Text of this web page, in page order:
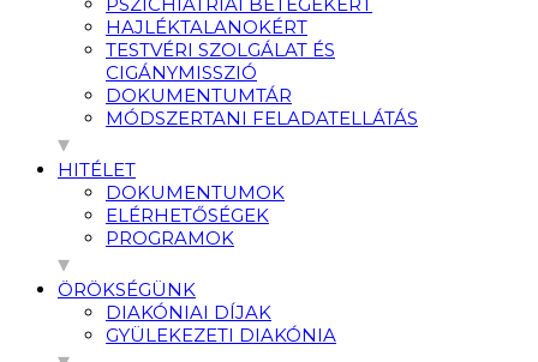
HAJLÉKTALANOKÉRT
TESTVÉRI SZOLGÁLAT ÉS
CIGÁNYMISSZIÓ
DOKUMENTUMTÁR
MÓDSZERTANI FELADATELLÁTÁS
HITÉLET
DOKUMENTUMOK
ELÉRHETŐSÉGEK
PROGRAMOK
ÖRÖKSÉGÜNK
DIAKÓNIAI DÍJAK
GYÜLEKEZETI DIAKÓNIA